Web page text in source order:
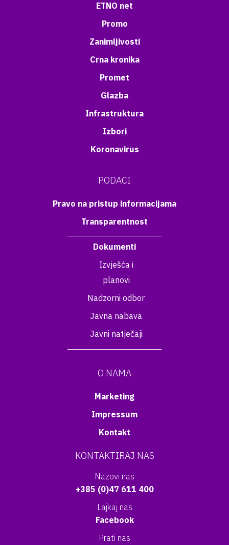
ETNO net
Promo
Zanimljivosti
Crna kronika
Promet
Glazba
Infrastruktura
Izbori
Koronavirus
PODACI
Pravo na pristup informacijama
Transparentnost
Dokumenti
Izvješća i
planovi
Nadzorni odbor
Javna nabava
Javni natječaji
O NAMA
Marketing
Impressum
Kontakt
KONTAKTIRAJ NAS
Nazovi nas
+385 (0)47 611 400
Lajkaj nas
Facebook
Prati nas